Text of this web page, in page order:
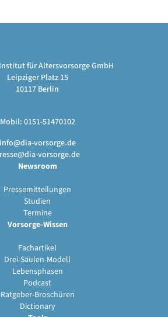
für Altersvorsorge GmbH
Leipziger Platz 15
10117 Berlin
Mobil: 0151-51470102
info@dia-vorsorge.de
vorsorge.de
Newsroom
Pressemitteilungen
Studien
Termine
Vorsorge-Wissen
Fachartikel
Drei-Säulen-Modell
Lebensphasen
Podcast
Ratgeber-Broschüren
Dictionary